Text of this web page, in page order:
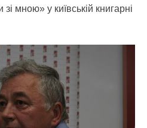
мною» у київській книгарні